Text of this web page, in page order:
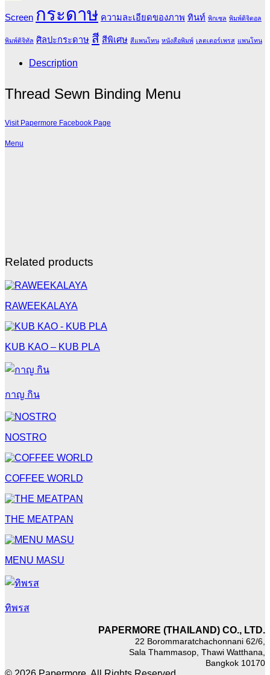
Screen กระดาษ ความละเอียดของภาพ ทินท์ พิกเซล พิมพ์ดิจิตอล
พิมพ์ดิจิทัล ศิลปะกระดาษ สี สีพิเศษ สีแพนโทน หนังสือพิมพ์ เลตเตอร์เพรส แพนโทน
Description
Thread Sewn Binding Menu
Visit Papermore Facebook Page
Menu
Related products
RAWEEKALAYA
KUB KAO – KUB PLA
กาญ กิน
NOSTRO
COFFEE WORLD
THE MEATPAN
MENU MASU
ทิพรส
PAPERMORE (THAILAND) CO., LTD.
22 Borommaratchachonnani 62/6,
Sala Thammasop, Thawi Watthana,
Bangkok 10170